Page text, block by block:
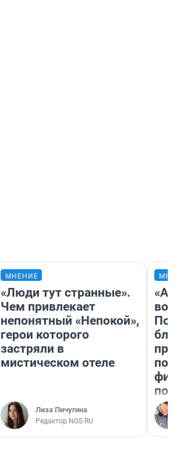
МНЕНИЕ
«Люди тут странные».
Чем привлекает
непонятный «Непокой»,
герои которого
застряли в
мистическом отеле
Лиза Пичугина
Редактор NGS.RU
вот